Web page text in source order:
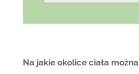
Na jakie okolice ciała można